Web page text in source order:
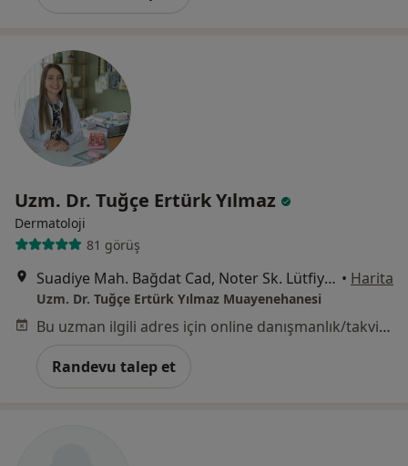
Uzm. Dr. Tuğçe Ertürk Yılmaz
Dermatoloji
81 görüş
Suadiye Mah. Bağdat Cad, Noter Sk. Lütfiye Hanım Apt No:21 Daire No:2, İstanbul • Harita
Uzm. Dr. Tuğçe Ertürk Yılmaz Muayenehanesi
Bu uzman ilgili adres için online danışmanlık/takvim sunmuyor.
Randevu talep et